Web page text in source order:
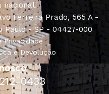
nacional!
Ferreira Prado, 565 A -
Paulo - SP - 04427-000
Privacidade
e Devolução
0433